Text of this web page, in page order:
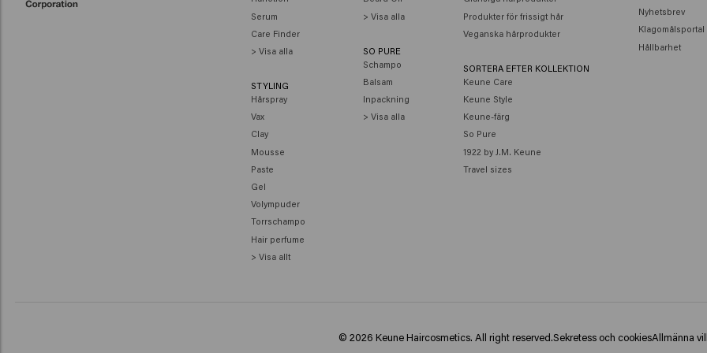
Serum
Care Finder
> Visa alla
STYLING
Hårspray
Vax
Clay
Mousse
Paste
Gel
Volympuder
Torrschampo
Hair perfume
> Visa allt
> Visa alla
SO PURE
Schampo
Balsam
Inpackning
> Visa alla
Produkter för frissigt hår
Veganska hårprodukter
SORTERA EFTER KOLLEKTION
Keune Care
Keune Style
Keune-färg
So Pure
1922 by J.M. Keune
Travel sizes
Nyhetsbrev
Klagomålsportal
Hållbarhet
© 2026 Keune Haircosmetics. All right reserved.Sekretess och cookiesAllmänna